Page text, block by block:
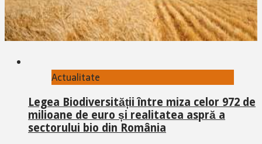
Actualitate
Legea Biodiversității între miza celor 972 de
milioane de euro și realitatea aspră a
sectorului bio din România